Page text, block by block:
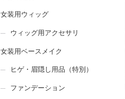
女装用ウィッグ
ウィッグ用アクセサリ
女装用ベースメイク
ヒゲ・眉隠し用品（特別）
ファンデーション